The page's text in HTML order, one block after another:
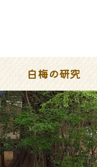
白梅の研究